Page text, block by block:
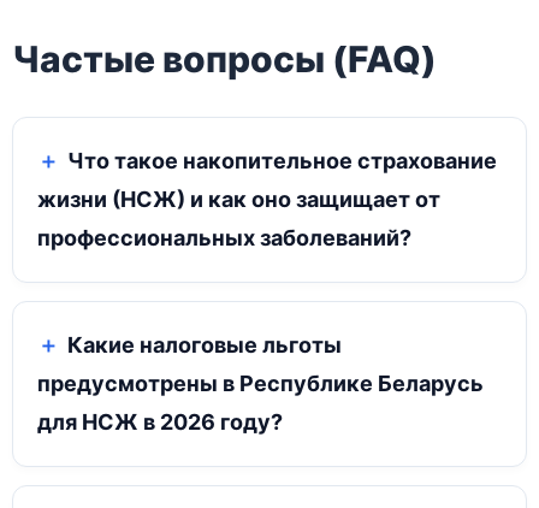
Частые вопросы (FAQ)
Что такое накопительное страхование
жизни (НСЖ) и как оно защищает от
профессиональных заболеваний?
Какие налоговые льготы
предусмотрены в Республике Беларусь
для НСЖ в 2026 году?